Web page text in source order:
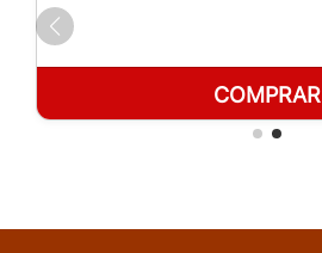
COMPRAR